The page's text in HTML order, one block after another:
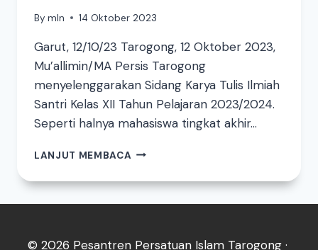
By mln 14 Oktober 2023
Garut, 12/10/23 Tarogong, 12 Oktober 2023,
Mu’allimin/MA Persis Tarogong
menyelenggarakan Sidang Karya Tulis Ilmiah
Santri Kelas XII Tahun Pelajaran 2023/2024.
Seperti halnya mahasiswa tingkat akhir…
LANJUT MEMBACA
© 2026 Pesantren Persatuan Islam Tarogong ·